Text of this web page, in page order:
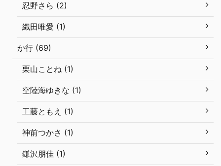
忍野さら (2)
織田唯愛 (1)
か行 (69)
栗山ことね (1)
空陸海ゆきな (1)
工藤ともえ (1)
神前つかさ (1)
鎌沢朋佳 (1)